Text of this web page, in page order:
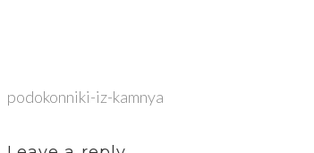
podokonniki-iz-kamnya